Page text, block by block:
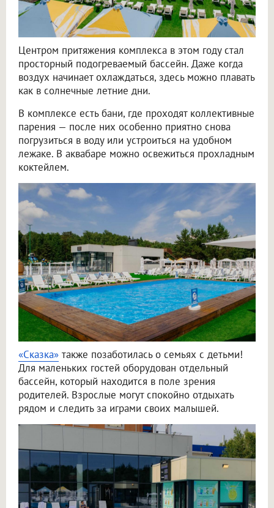
Центром притяжения комплекса в этом году стал
просторный подогреваемый бассейн. Даже когда
воздух начинает охлаждаться, здесь можно плавать
как в солнечные летние дни.
В комплексе есть бани, где проходят коллективные
парения — после них особенно приятно снова
погрузиться в воду или устроиться на удобном
лежаке. В аквабаре можно освежиться прохладным
коктейлем.
«Сказка» также позаботилась о семьях с детьми!
Для маленьких гостей оборудован отдельный
бассейн, который находится в поле зрения
родителей. Взрослые могут спокойно отдыхать
рядом и следить за играми своих малышей.